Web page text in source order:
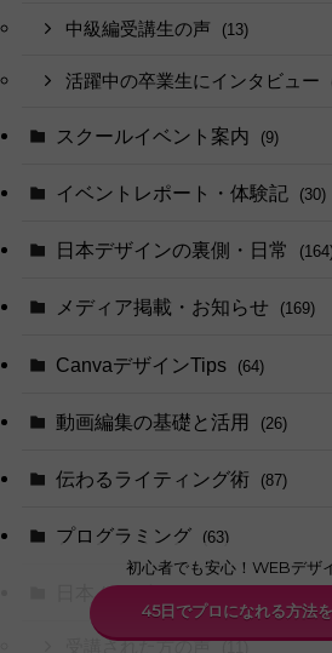
中級編受講生の声 (13)
活躍中の卒業生にインタビュー
スクールイベント案内 (9)
イベントレポート・体験記 (30)
日本デザインの裏側・日常
メディア掲載・お知らせ (169)
CanvaデザインTips (64)
動画編集の基礎と活用 (26)
伝わるライティング術 (87)
プログラミング (63)
日本ムービーアカデミー
受講された方の声
初心者でも安心！WEBデザ
45日でプロになれる方法